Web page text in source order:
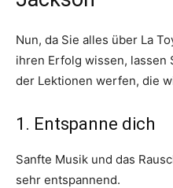
Nun, da Sie alles über La
ihren Erfolg wissen, lassen
der Lektionen werfen, die
1. Entspanne dich
Sanfte Musik und das
sehr entspannend.